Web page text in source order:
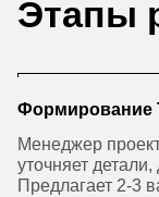
Этапы
Формирование
Менеджер
уточняет
Предлагает 2-3